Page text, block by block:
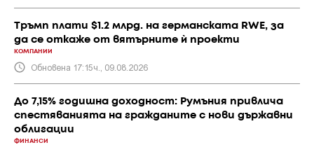
Тръмп плати $1.2 млрд. на германската RWE, за
да се откаже от вятърните ѝ проекти
КОМПАНИИ
Обновена 17:15ч., 09.08.2026
До 7,15% годишна доходност: Румъния привлича
спестяванията на гражданите с нови държавни
облигации
ФИНАНСИ